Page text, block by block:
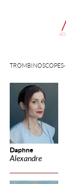
Daphne
Alexandre
TROMBINOSCOPES